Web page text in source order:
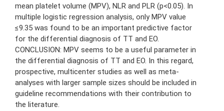
mean platelet volume (MPV), NLR and PLR (p<0.05). In
multiple logistic regression analysis, only MPV value
≤9.35 was found to be an important predictive factor
for the differential diagnosis of TT and EO.
CONCLUSION: MPV seems to be a useful parameter in
the differential diagnosis of TT and EO. In this regard,
prospective, multicenter studies as well as meta-
analyses with larger sample sizes should be included in
guideline recommendations with their contribution to
the literature.